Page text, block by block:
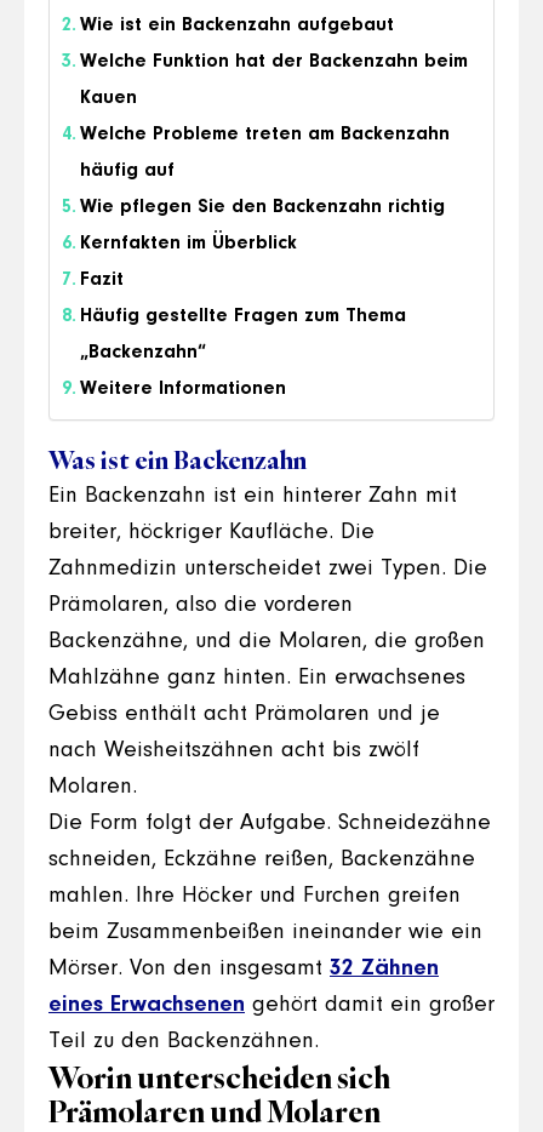
Wie ist ein Backenzahn aufgebaut
Welche Funktion hat der Backenzahn beim
Kauen
Welche Probleme treten am Backenzahn
häufig auf
Wie pflegen Sie den Backenzahn richtig
Kernfakten im Überblick
Fazit
Häufig gestellte Fragen zum Thema
„Backenzahn“
Weitere Informationen
Was ist ein Backenzahn
Ein Backenzahn ist ein hinterer Zahn mit
breiter, höckriger Kaufläche. Die
Zahnmedizin unterscheidet zwei Typen. Die
Prämolaren, also die vorderen
Backenzähne, und die Molaren, die großen
Mahlzähne ganz hinten. Ein erwachsenes
Gebiss enthält acht Prämolaren und je
nach Weisheitszähnen acht bis zwölf
Molaren.
Die Form folgt der Aufgabe. Schneidezähne
schneiden, Eckzähne reißen, Backenzähne
mahlen. Ihre Höcker und Furchen greifen
beim Zusammenbeißen ineinander wie ein
Mörser. Von den insgesamt 32 Zähnen
eines Erwachsenen gehört damit ein großer
Teil zu den Backenzähnen.
Worin unterscheiden sich
Prämolaren und Molaren